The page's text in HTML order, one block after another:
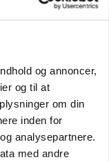
og annoncer,
og til at
om din
inden for
analysepartnere.
med andre
udfordrer